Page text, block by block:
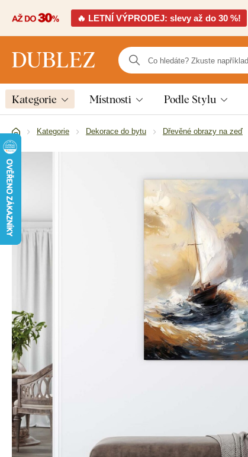
🔥 LETNÍ VÝPRODEJ: slevy až do 30 %!
Kategorie Místnosti Podle Stylu
Kategorie Dekorace do bytu Dřevěné obrazy na zeď